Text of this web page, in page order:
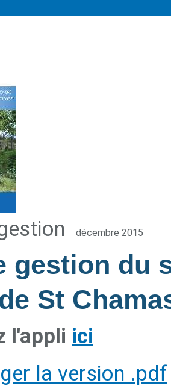
décembre 2015
gestion du
St
l'appli ici
la version .pdf